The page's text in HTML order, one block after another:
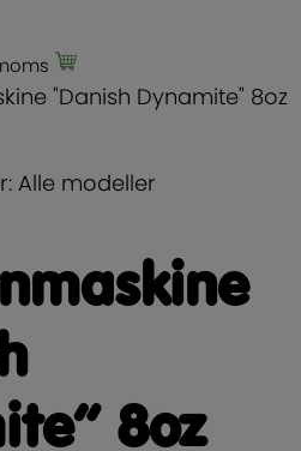
Alle modeller
8oz